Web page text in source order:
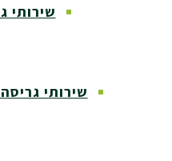
שירותי
שירותי